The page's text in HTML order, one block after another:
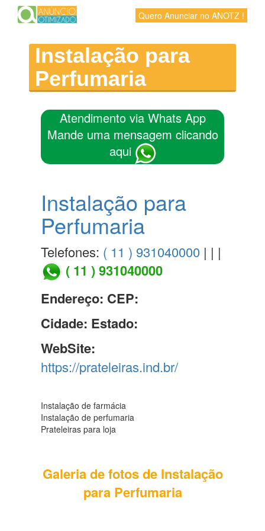
Quero Anunciar no ANOTZ !
Instalação para
Perfumaria
Atendimento via Whats App
Mande uma mensagem clicando
aqui
Instalação para
Perfumaria
Telefones: ( 11 ) 931040000 | | |
( 11 ) 931040000
Endereço: CEP:
Cidade: Estado:
WebSite:
https://prateleiras.ind.br/
Instalação de farmácia
Instalação de perfumaria
Prateleiras para loja
Galeria de fotos de Instalação
para Perfumaria